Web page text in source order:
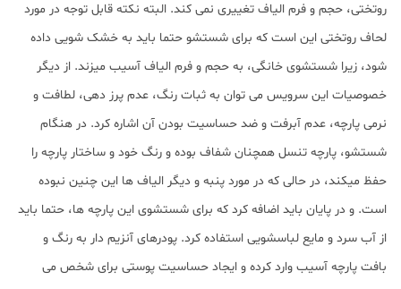
روتختی، حجم و فرم الیاف تغییری نمی کند. البته نکته قابل توجه در مورد
لحاف روتختی این است که برای شستشو حتما باید به خشک شویی داده
شود، زیرا شستشوی خانگی، به حجم و فرم الیاف آسیب میزند. از دیگر
ﺧﺼﻮﺻﯿﺎت این سرویس می توان به ﺛﺒﺎت رﻧﮓ، ﻋﺪم ﭘﺮز دﻫﯽ، ﻟﻄﺎﻓﺖ و
ﻧﺮﻣﯽ پارچه، عدم آﺑﺮﻓﺖ و ضد حساسیت بودن آن اشاره کرد. در هنگام
شستشو، پارچه تنسل همچنان شفاف بوده و رنگ خود و ساختار پارچه را
حفظ میکند، در حالی که در مورد پنبه و دیگر الیاف ها این چنین نبوده
است. و در پایان باید اضافه کرد که برای شستشوی این پارچه ها، حتما باید
از آب سرد و مایع لباسشویی استفاده کرد. پودرهای آنزیم دار به رنگ و
بافت پارچه آسیب وارد کرده و ایجاد حساسیت پوستی برای شخص می